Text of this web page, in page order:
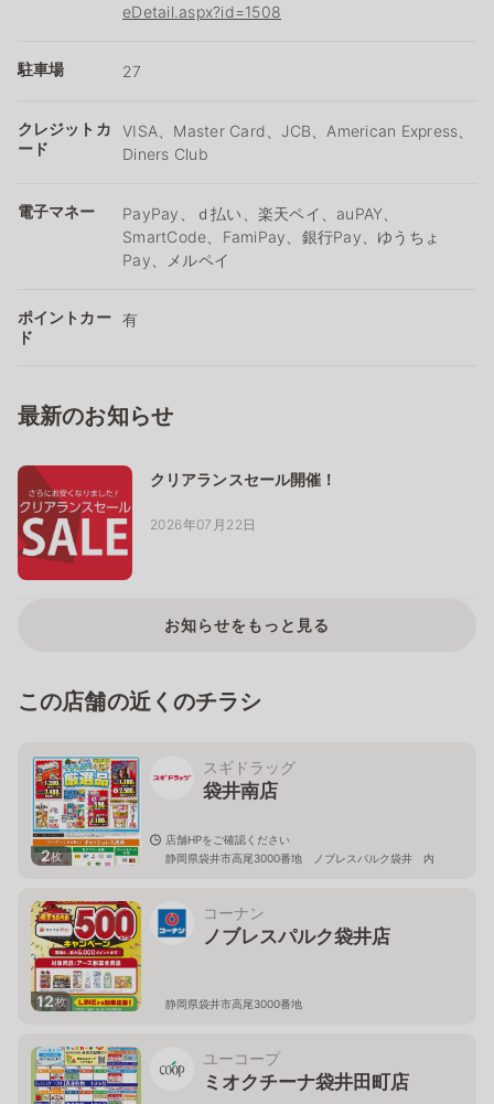
eDetail.aspx?id=1508
駐車場 27
クレジットカ
ード
VISA、Master Card、JCB、American Express、
Diners Club
電子マネー
PayPay、ｄ払い、楽天ペイ、auPAY、
SmartCode、FamiPay、銀行Pay、ゆうちょ
Pay、メルペイ
ポイントカー
ド
有
最新のお知らせ
クリアランスセール開催！
2026年07月22日
お知らせをもっと見る
この店舗の近くのチラシ
2枚
スギドラッグ
袋井南店
店舗HPをご確認ください
静岡県袋井市高尾3000番地 ノブレスパルク袋井 内
12枚
コーナン
ノブレスパルク袋井店
静岡県袋井市高尾3000番地
ユーコープ
ミオクチーナ袋井田町店